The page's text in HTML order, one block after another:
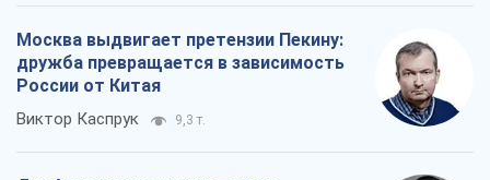
Москва выдвигает претензии Пекину:
дружба превращается в зависимость
России от Китая
Виктор Каспрук 9,3 т.